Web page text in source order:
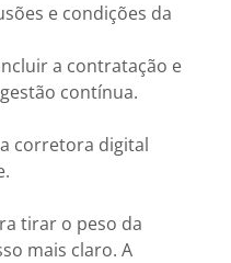
e condições da
a contratação e
contínua.
corretora digital
tirar o peso da
mais claro. A